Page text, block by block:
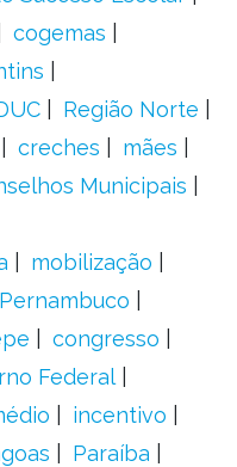
cogemas
Região Norte
creches
mães
Municipais
mobilização
Pernambuco
congresso
Federal
incentivo
Paraíba